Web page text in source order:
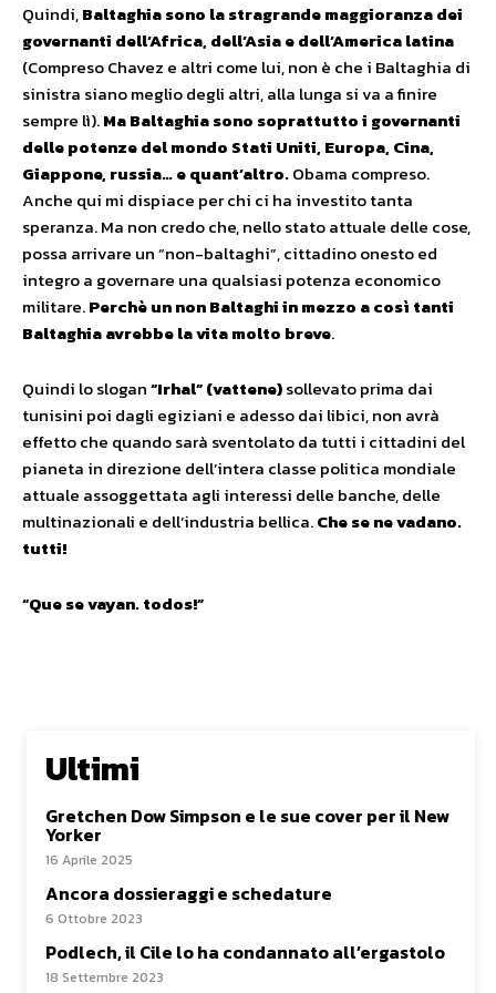
Quindi,Baltaghia sono la stragrande maggioranza dei
governanti dell’Africa, dell’Asia e dell’America latina
(Compreso Chavez e altri come lui, non è che i Baltaghia di
sinistra siano meglio degli altri, alla lunga si va a finire
sempre lì).Ma Baltaghia sono soprattutto i governanti
delle potenze del mondo Stati Uniti, Europa, Cina,
Giappone, russia… e quant’altro.Obama compreso.
Anche qui mi dispiace per chi ci ha investito tanta
speranza. Ma non credo che, nello stato attuale delle cose,
possa arrivare un “non-baltaghi”, cittadino onesto ed
integro a governare una qualsiasi potenza economico
militare.Perchè un non Baltaghi in mezzo a così tanti
Baltaghia avrebbe la vita molto breve.
Quindi lo slogan“Irhal” (vattene)sollevato prima dai
tunisini poi dagli egiziani e adesso dai libici, non avrà
effetto che quando sarà sventolato da tutti i cittadini del
pianeta in direzione dell’intera classe politica mondiale
attuale assoggettata agli interessi delle banche, delle
multinazionali e dell’industria bellica.Che se ne vadano.
tutti!
“Que se vayan. todos!”
Ultimi
Gretchen Dow Simpson e le sue cover per il New
Yorker
16 Aprile 2025
Ancora dossieraggi e schedature
6 Ottobre 2023
Podlech, il Cile lo ha condannato all’ergastolo
18 Settembre 2023